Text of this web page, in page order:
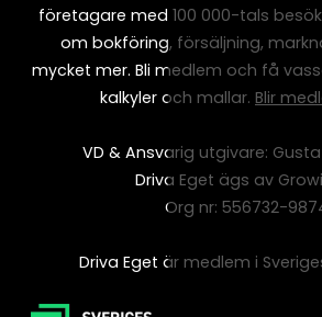
företagare med 100 000-tals
om bokföring, försäljning,
mycket mer. Bli medlem och få
kalkyler och mallar. Blir
VD & Ansvarig utgivare:
Driva Eget ägs av
Org nr: 556732-
Driva Eget är medlem i